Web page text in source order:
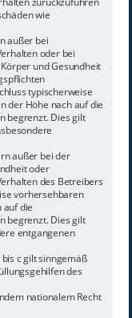
wie
außer bei
oder bei
und Gesundheit
typischerweise
der Höhe nach auf die
begrenzt. Dies gilt
außer bei der
oder
des Betreibers
vorhersehbaren
auf die
begrenzt. Dies gilt
entgangenen
c gilt sinngemäß
des
nationalem Recht